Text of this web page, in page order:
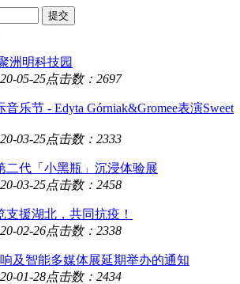
洲明科技园
05-25点击数：2697
乐节 - Edyta Górniak&Gromee表演Sweet
03-25点击数：2333
二代「小黑瓶」沉浸体验展
03-25点击数：2458
援湖北，共同抗疫！
02-26点击数：2338
及智能多媒体展延期举办的通知
01-28点击数：2434